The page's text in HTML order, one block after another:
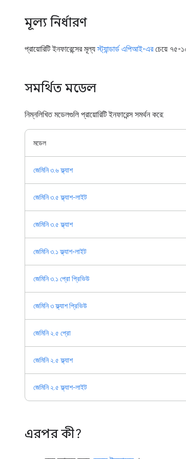
মূল্য নির্ধারণ
প্রায়োরিটি ইনফারেন্সের মূল্যস্ট্যান্ডার্ড এপিআই-এরচেয়ে ৭৫-
সমর্থিত মডেল
নিম্নলিখিত মডেলগুলি প্রায়োরিটি ইনফারেন্স সমর্থন করে:
মডেল
জেমিনি ৩.৬ ফ্ল্যাশ
জেমিনি ৩.৫ ফ্ল্যাশ-লাইট
জেমিনি ৩.৫ ফ্ল্যাশ
জেমিনি ৩.১ ফ্ল্যাশ-লাইট
জেমিনি ৩.১ প্রো প্রিভিউ
জেমিনি ৩ ফ্ল্যাশ প্রিভিউ
জেমিনি ২.৫ প্রো
জেমিনি ২.৫ ফ্ল্যাশ
জেমিনি ২.৫ ফ্ল্যাশ-লাইট
এরপর কী?